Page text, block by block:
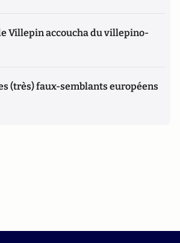
Villepin accoucha du villepino-
(très) faux-semblants européens